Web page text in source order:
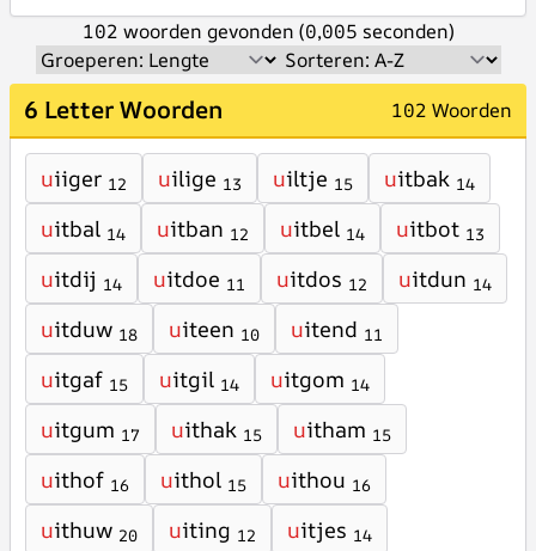
102 woorden gevonden (0,005 seconden)
6 Letter Woorden 102 Woorden
uiiger 12 uilige 13 uiltje 15 uitbak 14
uitbal 14 uitban 12 uitbel 14 uitbot 13
uitdij 14 uitdoe 11 uitdos 12 uitdun 14
uitduw 18 uiteen 10 uitend 11
uitgaf 15 uitgil 14 uitgom 14
uitgum 17 uithak 15 uitham 15
uithof 16 uithol 15 uithou 16
uithuw 20 uiting 12 uitjes 14